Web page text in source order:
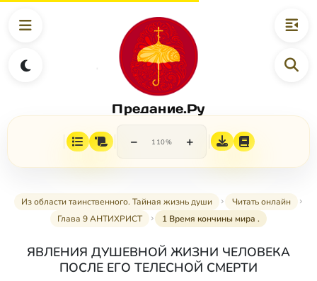
Предание.Ру
− 110% +
Из области таинственного. Тайная жизнь души
Читать онлайн
Глава 9 АНТИХРИСТ
1 Время кончины мира .
ЯВЛЕНИЯ ДУШЕВНОЙ ЖИЗНИ ЧЕЛОВЕКА
ПОСЛЕ ЕГО ТЕЛЕСНОЙ СМЕРТИ